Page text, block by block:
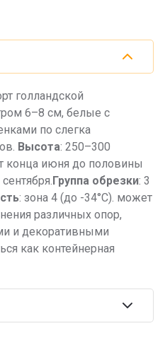
голландской
6–8 см, белые с
по слегка
Высота: 250–300
конца июня до половины
Группа обрезки: 3
: зона 4 (до -34°C). может
различных опор,
и декоративными
как контейнерная